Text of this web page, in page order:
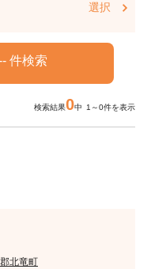
選択
検索結果0中 1～0件を表示
北竜町